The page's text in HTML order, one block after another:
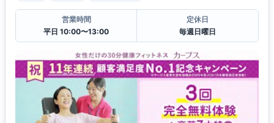
営業時間
平日 10:00〜13:00
定休日
毎週日曜日